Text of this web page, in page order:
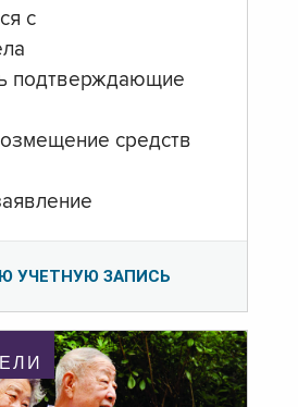
с
подтверждающие
средств
УЧЕТНУЮ ЗАПИСЬ